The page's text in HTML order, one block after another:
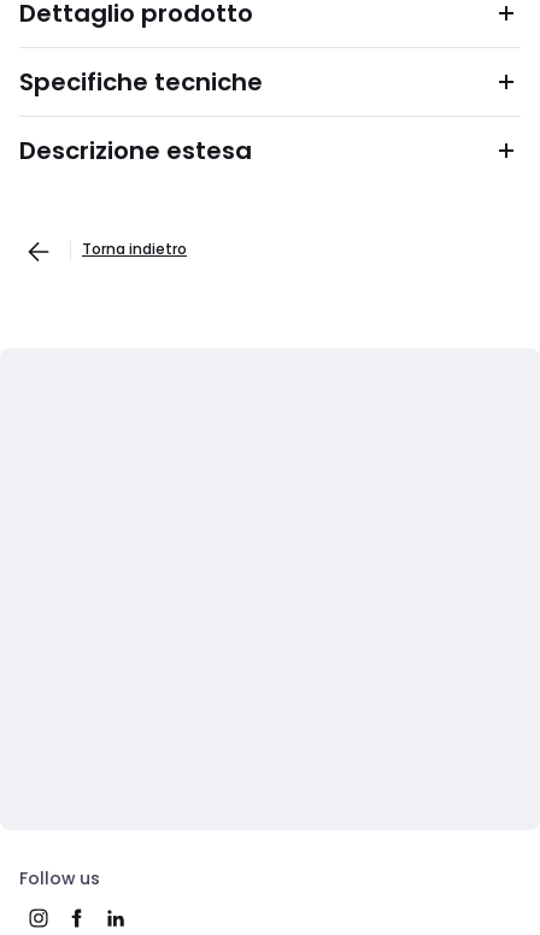
Dettaglio prodotto
Specifiche tecniche
Descrizione estesa
Torna indietro
Follow us